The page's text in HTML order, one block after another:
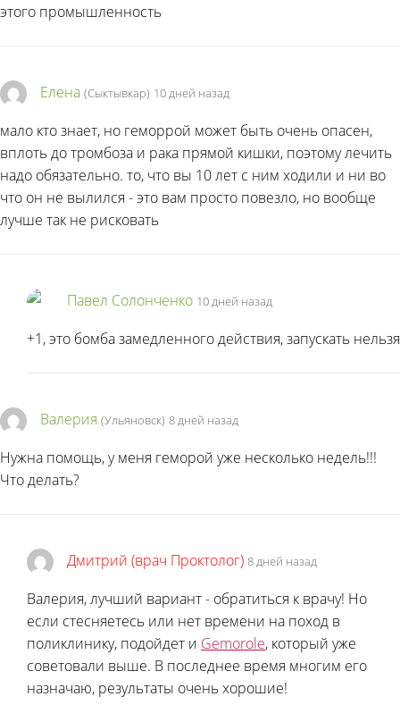
этого промышленность
Елена (Сыктывкар) 10 дней назад
мало кто знает, но геморрой может быть очень опасен,
вплоть до тромбоза и рака прямой кишки, поэтому лечить
надо обязательно. то, что вы 10 лет с ним ходили и ни во
что он не вылился - это вам просто повезло, но вообще
лучше так не рисковать
Павел Солонченко 10 дней назад
+1, это бомба замедленного действия, запускать нельзя
Валерия (Ульяновск) 8 дней назад
Нужна помощь, у меня геморой уже несколько недель!!!
Что делать?
Дмитрий (врач Проктолог) 8 дней назад
Валерия, лучший вариант - обратиться к врачу! Но
если стесняетесь или нет времени на поход в
поликлинику, подойдет и Gemorole, который уже
советовали выше. В последнее время многим его
назначаю, результаты очень хорошие!